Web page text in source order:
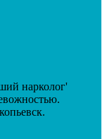
нарколог'